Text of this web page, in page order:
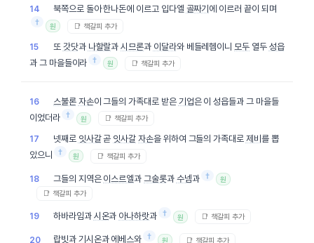
14 북쪽으로 돌아 한나돈에 이르고 입다엘 골짜기 에 이르러 끝이 되며
†
원 📑 책갈피 추가
15 또 갓닷과 나할랄과시므론과 이달라와 베들레헴이니 모두 열두 성읍
과 그 마을들이라 † 원 📑 책갈피 추가
16 스불론 자손이 그들의 가족대로 받은 기업은 이 성읍들과 그 마을들
이었더라 † 원 📑 책갈피 추가
17 넷째로 잇사갈곧 잇사갈 자손을 위하여 그들의 가족대로 제비 를 뽑
았으니
† 원 📑 책갈피 추가
18 그들의 지역은 이스르엘과그술롯과 수넴과 † 원
📑 책갈피 추가
19 하바라임과 시온과 아나하랏과 † 원 📑 책갈피 추가
20 랍빗과 기시온과 에베스와 † 원 📑 책갈피 추가